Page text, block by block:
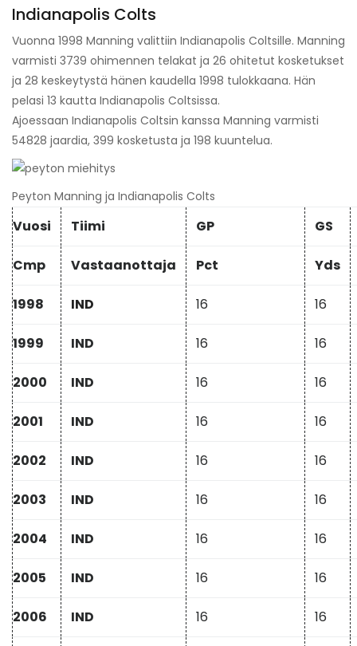
Indianapolis Colts
Vuonna 1998 Manning valittiin Indianapolis Coltsille. Manning
varmisti 3739 ohimennen telakat ja 26 ohitetut kosketukset
ja 28 keskeytystä hänen kaudella 1998 tulokkaana. Hän
pelasi 13 kautta Indianapolis Coltsissa.
Ajoessaan Indianapolis Coltsin kanssa Manning varmisti
54828 jaardia, 399 kosketusta ja 198 kuuntelua.
Peyton Manning ja Indianapolis Colts
Vuosi Tiimi GP GS
Cmp Vastaanottaja Pct Yds
1998 IND 16 16
1999 IND 16 16
2000 IND 16 16
2001 IND 16 16
2002 IND 16 16
2003 IND 16 16
2004 IND 16 16
2005 IND 16 16
2006 IND 16 16